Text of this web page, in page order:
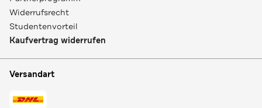
Widerrufsrecht
Studentenvorteil
Kaufvertrag widerrufen
Versandart